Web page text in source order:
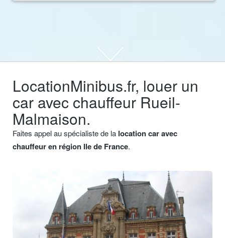
LocationMinibus.fr, louer un
car avec chauffeur Rueil-
Malmaison.
Faites appel au spécialiste de la location car avec
chauffeur en région Ile de France.